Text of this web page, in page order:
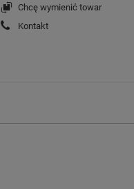
Chcę wymienić towar
Kontakt